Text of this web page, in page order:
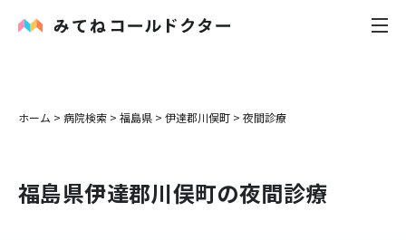
内科
花粉症
ホーム > 病院検索 > 福島県 > 伊達郡川俣町 > 夜間診療
福島県伊達郡川俣町の夜間診療